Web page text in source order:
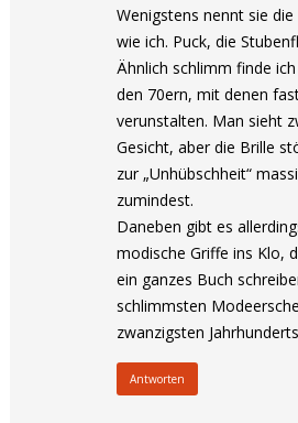
Wenigstens nennt sie
wie ich. Puck, die
Ähnlich schlimm finde
den 70ern, mit denen
verunstalten. Man sieht
Gesicht, aber die Brille
zur „Unhübschheit“
zumindest.
Daneben gibt es
modische Griffe ins Klo,
ein ganzes Buch
schlimmsten
zwanzigsten
Antworten